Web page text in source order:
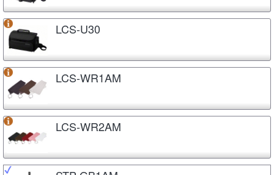
LCS-U30
LCS-WR1AM
LCS-WR2AM